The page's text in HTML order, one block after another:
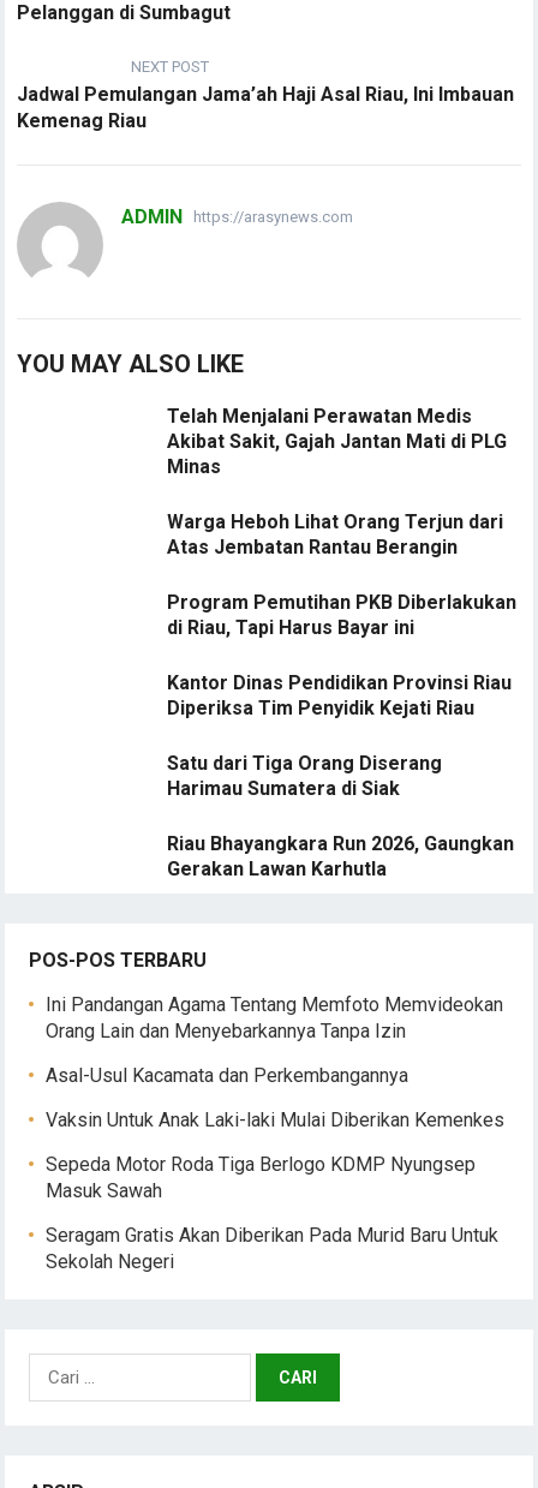
Pelanggan di Sumbagut
NEXT POST
Jadwal Pemulangan Jama’ah Haji Asal Riau, Ini Imbauan
Kemenag Riau
ADMIN https://arasynews.com
YOU MAY ALSO LIKE
Telah Menjalani Perawatan Medis
Akibat Sakit, Gajah Jantan Mati di PLG
Minas
Warga Heboh Lihat Orang Terjun dari
Atas Jembatan Rantau Berangin
Program Pemutihan PKB Diberlakukan
di Riau, Tapi Harus Bayar ini
Kantor Dinas Pendidikan Provinsi Riau
Diperiksa Tim Penyidik Kejati Riau
Satu dari Tiga Orang Diserang
Harimau Sumatera di Siak
Riau Bhayangkara Run 2026, Gaungkan
Gerakan Lawan Karhutla
POS-POS TERBARU
Ini Pandangan Agama Tentang Memfoto Memvideokan
Orang Lain dan Menyebarkannya Tanpa Izin
Asal-Usul Kacamata dan Perkembangannya
Vaksin Untuk Anak Laki-laki Mulai Diberikan Kemenkes
Sepeda Motor Roda Tiga Berlogo KDMP Nyungsep
Masuk Sawah
Seragam Gratis Akan Diberikan Pada Murid Baru Untuk
Sekolah Negeri
Cari
untuk: